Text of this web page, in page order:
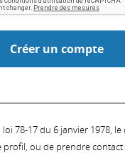
78-17 du 6 janvier 1978,
ou de prendre